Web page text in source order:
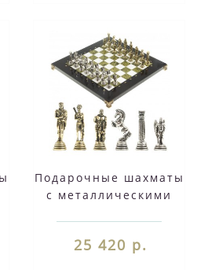
Подарочные шахматы
с металлическими
камня мрамор
25 420 р.